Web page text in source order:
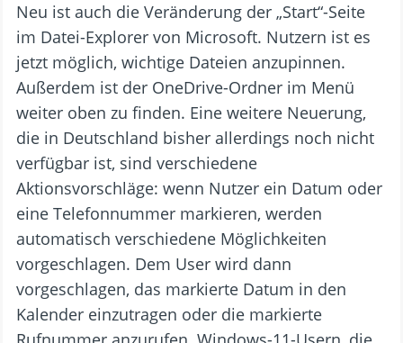
Neu ist auch die Veränderung der „Start“-Seite
im Datei-Explorer von Microsoft. Nutzern ist es
jetzt möglich, wichtige Dateien anzupinnen.
Außerdem ist der OneDrive-Ordner im Menü
weiter oben zu finden. Eine weitere Neuerung,
die in Deutschland bisher allerdings noch nicht
verfügbar ist, sind verschiedene
Aktionsvorschläge: wenn Nutzer ein Datum oder
eine Telefonnummer markieren, werden
automatisch verschiedene Möglichkeiten
vorgeschlagen. Dem User wird dann
vorgeschlagen, das markierte Datum in den
Kalender einzutragen oder die markierte